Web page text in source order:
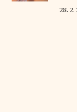
28. 2.